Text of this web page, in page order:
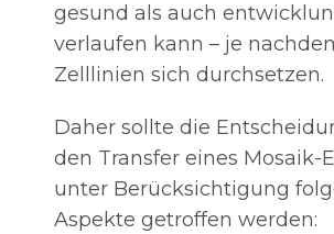
gesund als auch
verlaufen kann – je
Zelllinien sich durchsetzen.
Daher sollte die
den Transfer eines Mosaik-
unter Berücksichtigung
Aspekte getroffen werden: